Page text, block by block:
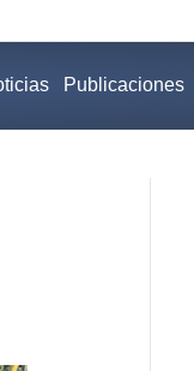
Publicaciones